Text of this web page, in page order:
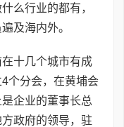
么行业的都有，
及海内外。
十几个城市有成
个分会，在黄埔会
企业的董事长总
政府的领导，驻